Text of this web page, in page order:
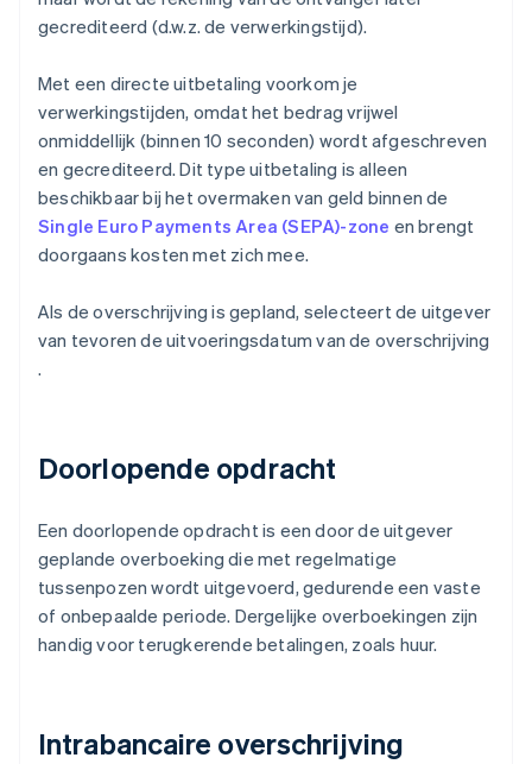
gecrediteerd (d.w.z. de verwerkingstijd).
Met een directe uitbetaling voorkom je
verwerkingstijden, omdat het bedrag vrijwel
onmiddellijk (binnen 10 seconden) wordt afgeschreven
en gecrediteerd. Dit type uitbetaling is alleen
beschikbaar bij het overmaken van geld binnen de
Single Euro Payments Area (SEPA)-zone en brengt
doorgaans kosten met zich mee.
Als de overschrijving is gepland, selecteert de uitgever
van tevoren de uitvoeringsdatum van de overschrijving
.
Doorlopende opdracht
Een doorlopende opdracht is een door de uitgever
geplande overboeking die met regelmatige
tussenpozen wordt uitgevoerd, gedurende een vaste
of onbepaalde periode. Dergelijke overboekingen zijn
handig voor terugkerende betalingen, zoals huur.
Intrabancaire overschrijving